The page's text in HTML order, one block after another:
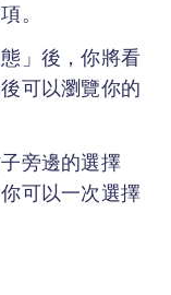
。
」後，你將看
可以瀏覽你的
旁邊的選擇
可以一次選擇